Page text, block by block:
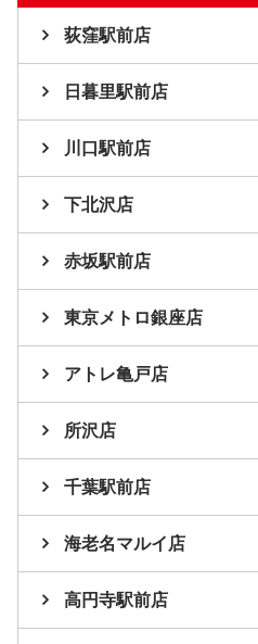
荻窪駅前店
日暮里駅前店
川口駅前店
下北沢店
赤坂駅前店
東京メトロ銀座店
アトレ亀戸店
所沢店
千葉駅前店
海老名マルイ店
高円寺駅前店